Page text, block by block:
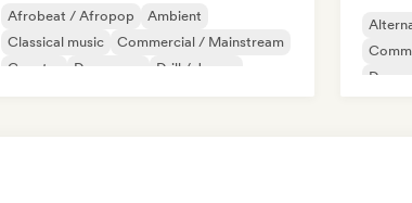
Afrobeat / Afropop
Ambient
Classical music
Commercial / Mainstream
Country
Dance pop
Drill / Jersey
Dance